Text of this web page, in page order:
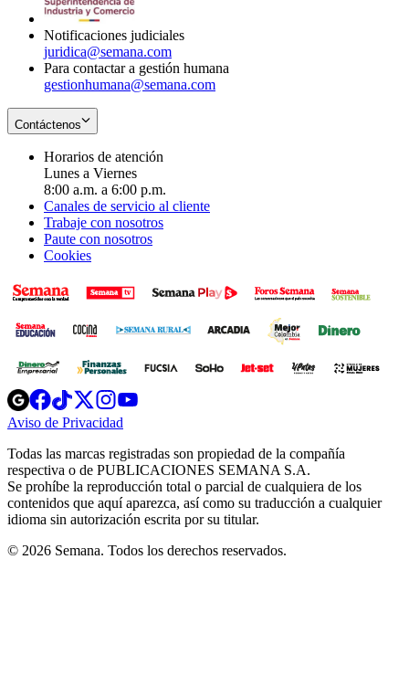
Notificaciones judiciales
juridica@semana.com
Para contactar a gestión humana
gestionhumana@semana.com
Contáctenos
Horarios de atención
Lunes a Viernes
8:00 a.m. a 6:00 p.m.
Canales de servicio al cliente
Trabaje con nosotros
Paute con nosotros
Cookies
Opens
in
new
Opens
in
new
Opens
in
new
window
Opens
new
windowwindow
Aviso de Privacidad
new
window
Todas las marcas registradas son propiedad de la compañía
respectiva o de PUBLICACIONES SEMANA S.A.
Se prohíbe la reproducción total o parcial de cualquiera de los
contenidos que aquí aparezca, así como su traducción a cualquier
idioma sin autorización escrita por su titular.
© 2026 Semana. Todos los derechos reservados.